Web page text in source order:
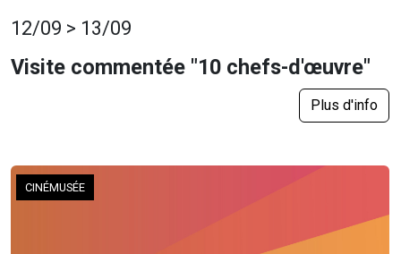
12/09 > 13/09
Visite commentée "10 chefs-d'œuvre"
Plus d'info
CINÉMUSÉE